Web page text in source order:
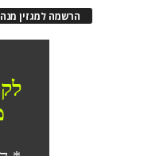
הרשמה למגזין מנהלי משאבי אנוש